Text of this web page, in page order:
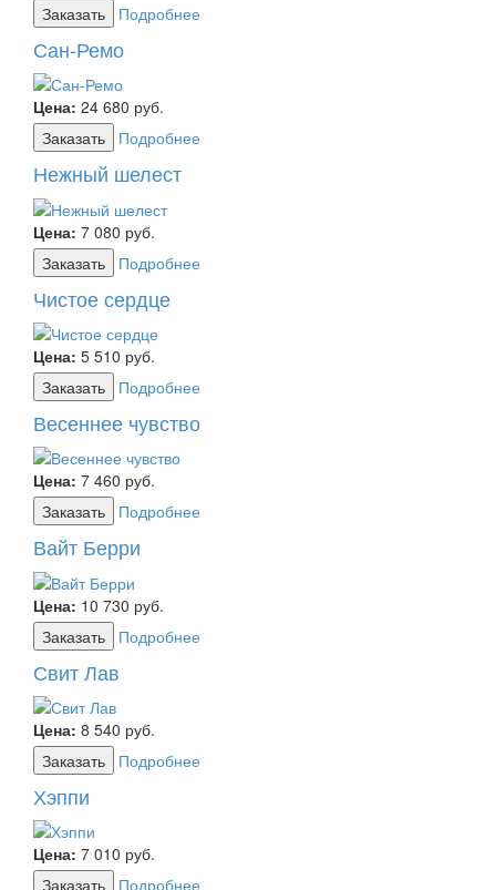
Заказать
Подробнее
Сан-Ремо
Цена: 24 680 руб.
Заказать
Подробнее
Нежный шелест
Цена: 7 080 руб.
Заказать
Подробнее
Чистое сердце
Цена: 5 510 руб.
Заказать
Подробнее
Весеннее чувство
Цена: 7 460 руб.
Заказать
Подробнее
Вайт Берри
Цена: 10 730 руб.
Заказать
Подробнее
Свит Лав
Цена: 8 540 руб.
Заказать
Подробнее
Хэппи
Цена: 7 010 руб.
Заказать
Подробнее